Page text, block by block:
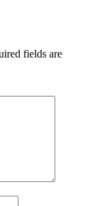
fields are